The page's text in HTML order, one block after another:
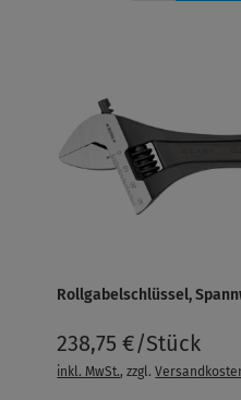
Rollgabelschlüssel,
238,75 €/Stück
inkl. MwSt., zzgl.